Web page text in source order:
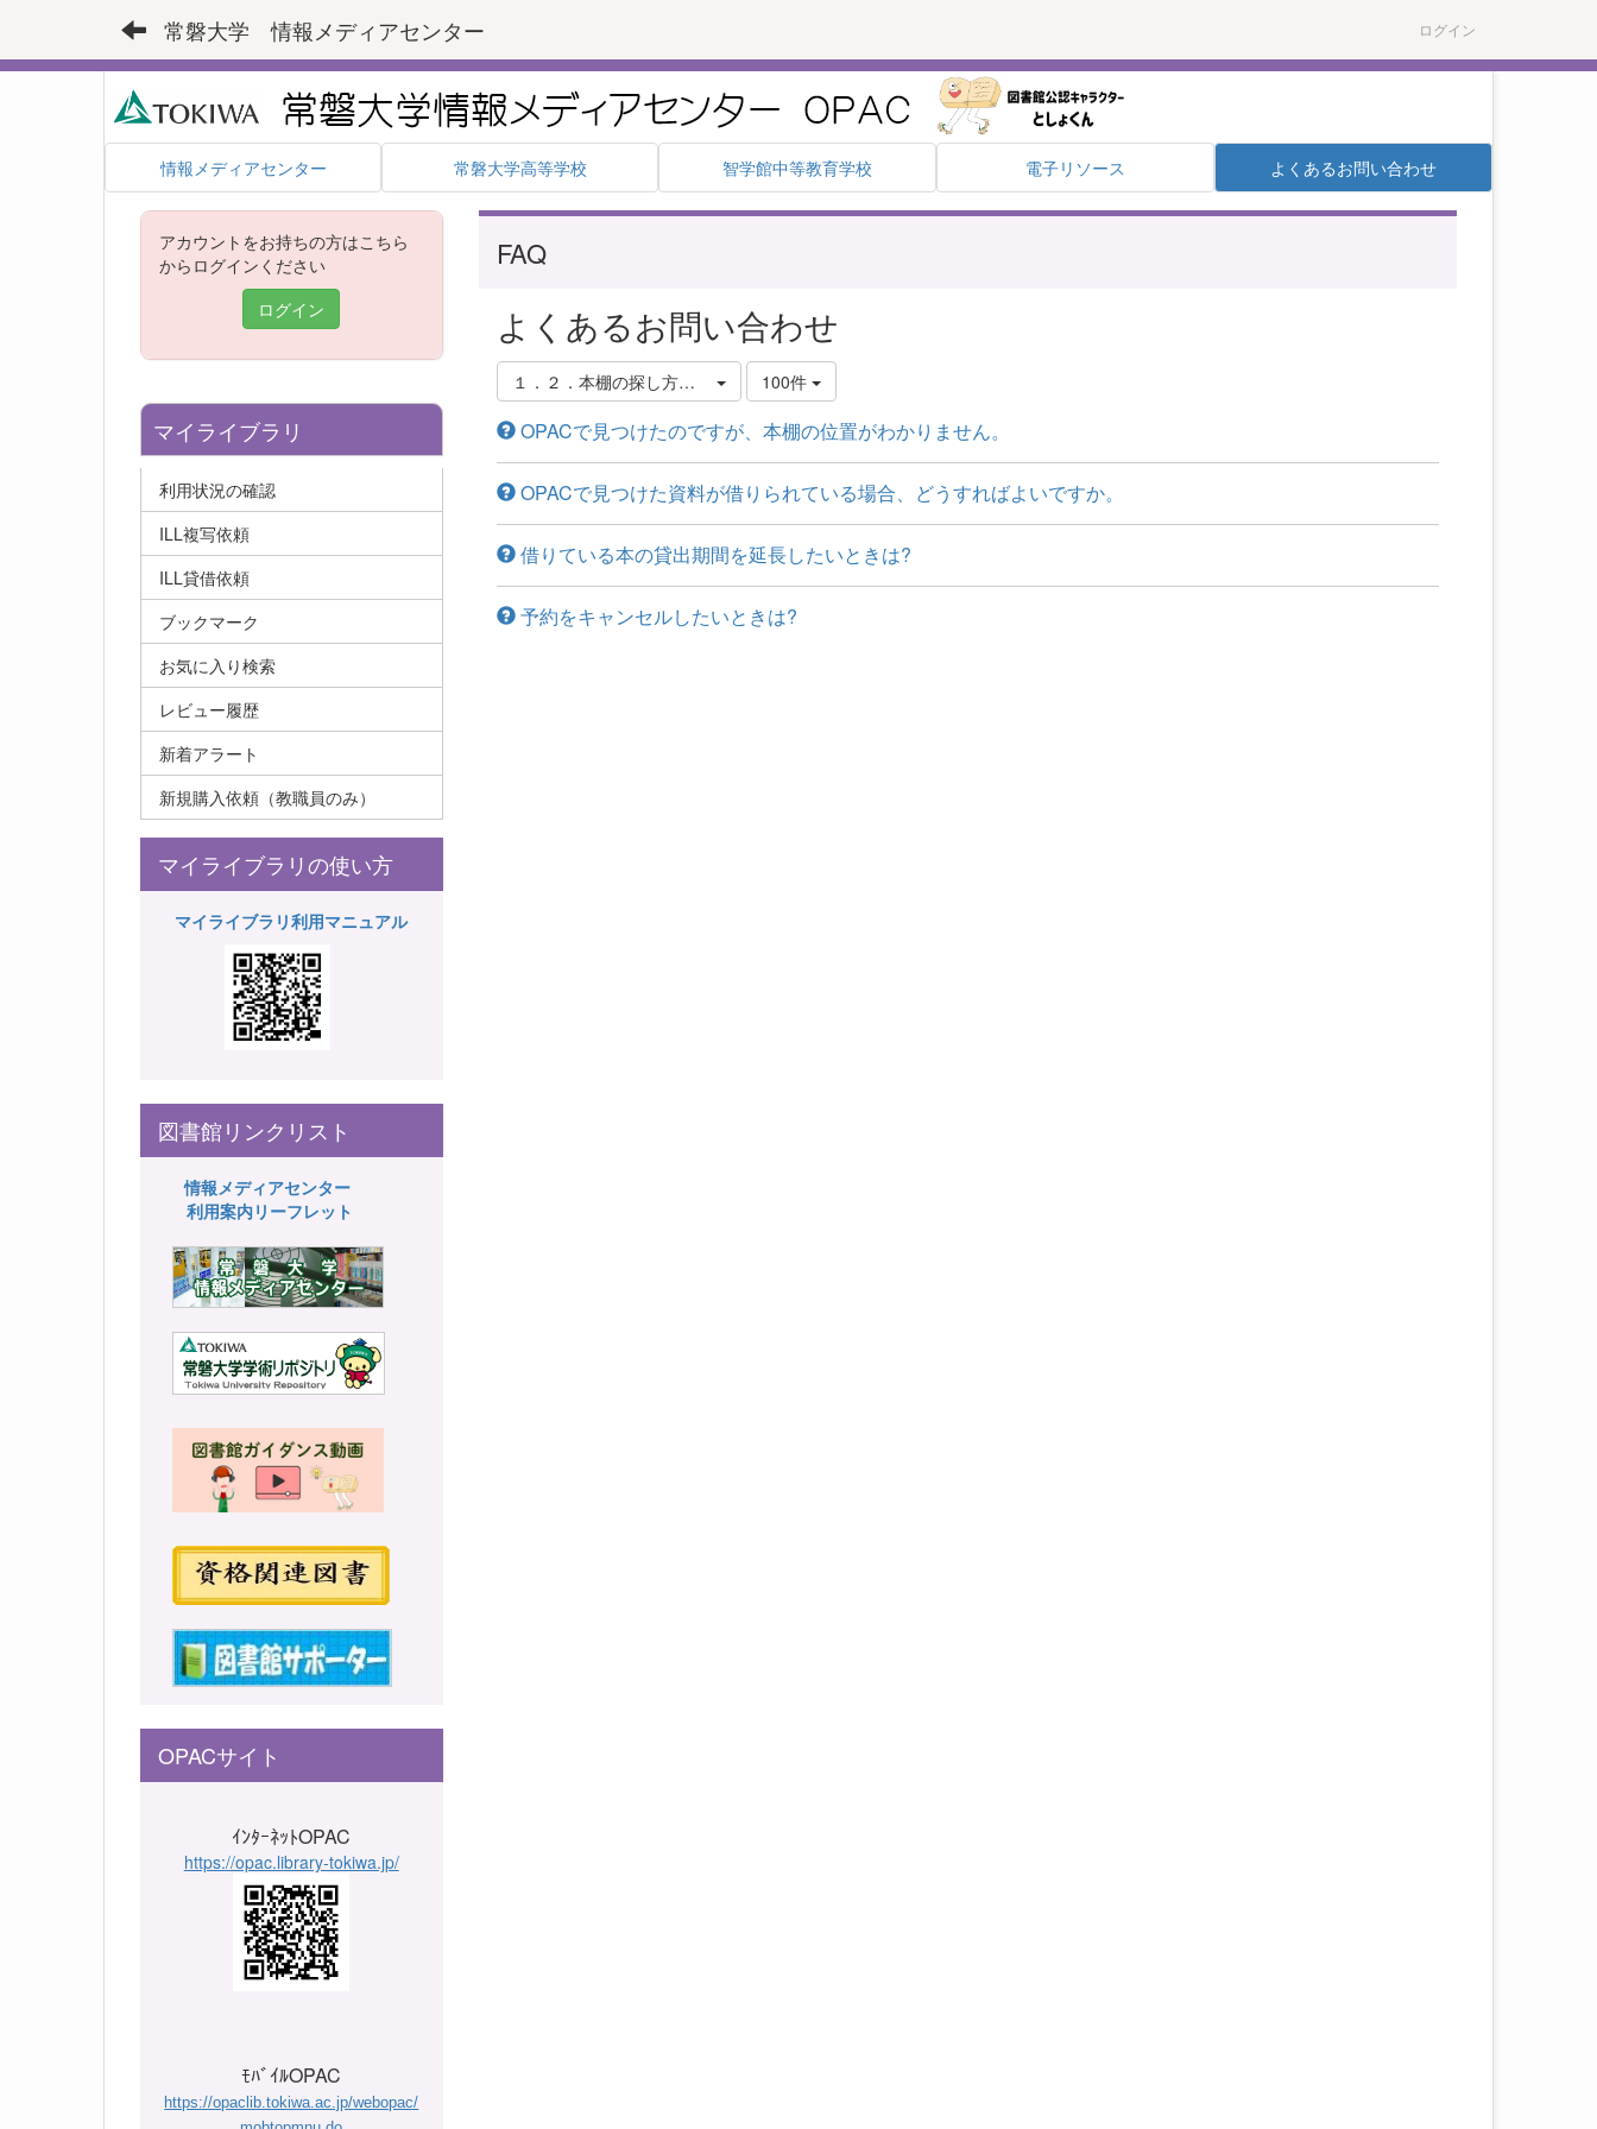
常磐大学 情報メディアセンター ログイン
情報メディアセンター 常磐大学高等学校 智学館中等教育学校 電子リソース よくあるお問い合わせ
FAQ
よくあるお問い合わせ
１．２．本棚の探し方・借り方・予約の仕方
100件
OPACで見つけたのですが、本棚の位置がわかりません。
OPACで見つけた資料が借りられている場合、どうすればよいですか。
借りている本の貸出期間を延長したいときは?
予約をキャンセルしたいときは?
アカウントをお持ちの方はこちら
からログインください
ログイン
マイライブラリ
利用状況の確認
ILL複写依頼
ILL貸借依頼
ブックマーク
お気に入り検索
レビュー履歴
新着アラート
新規購入依頼（教職員のみ）
マイライブラリの使い方
マイライブラリ利用マニュアル
図書館リンクリスト
情報メディアセンター
利用案内リーフレット
OPACサイト
ｲﾝﾀｰﾈｯﾄOPAC
https://opac.library-tokiwa.jp/
ﾓﾊﾞｲﾙOPAC
https://opaclib.tokiwa.ac.jp/webopac/